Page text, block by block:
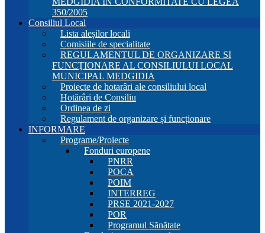
350/2005
Consiliul Local
Lista aleșilor locali
Comisiile de specialitate
REGULAMENTUL DE ORGANIZARE SI
FUNCŢIONARE AL CONSILIULUI LOCAL
MUNICIPAL MEDGIDIA
Proiecte de hotarâri ale consiliului local
Hotărâri de Consiliu
Ordinea de zi
Regulament de organizare și funcționare
INFORMARE
Programe/Proiecte
Fonduri europene
PNRR
POCA
POIM
INTERREG
PRSE 2021-2027
POR
Programul Sănătate